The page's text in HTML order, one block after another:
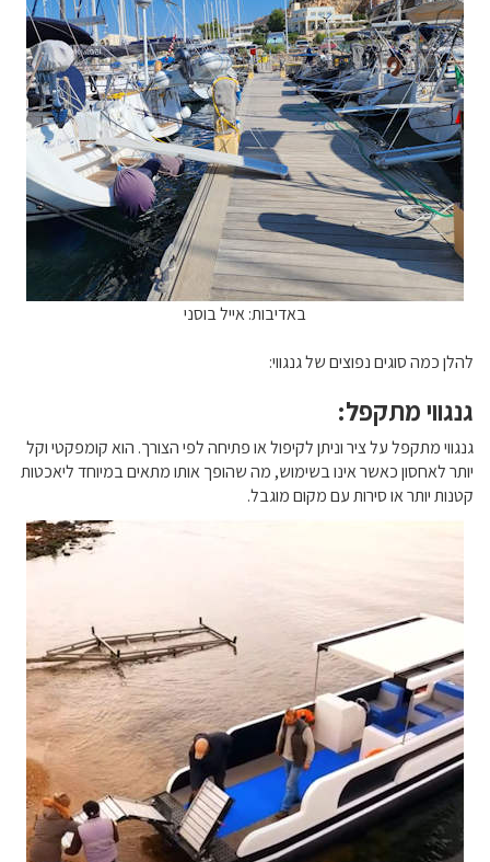
באדיבות: אייל בוסני
להלן כמה סוגים נפוצים של גנגווי:
גנגווי מתקפל:
גנגווי מתקפל על ציר וניתן לקיפול או פתיחה לפי הצורך. הוא קומפקטי וקל
יותר לאחסון כאשר אינו בשימוש, מה שהופך אותו מתאים במיוחד ליאכטות
קטנות יותר או סירות עם מקום מוגבל.